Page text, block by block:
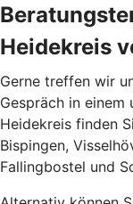
Heidekreis
Gerne treffen wir
Gespräch in einem
Heidekreis finden
Bispingen,
Fallingbostel und